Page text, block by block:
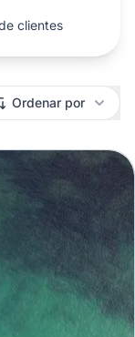
clientes
Ordenar por